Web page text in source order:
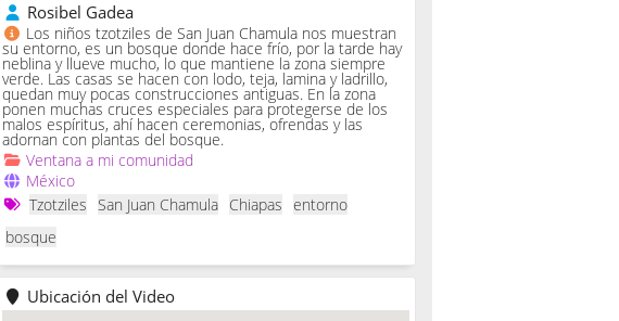
Rosibel Gadea
Los niños tzotziles de San Juan Chamula nos muestran
su entorno, es un bosque donde hace frío, por la tarde hay
neblina y llueve mucho, lo que mantiene la zona siempre
verde. Las casas se hacen con lodo, teja, lamina y ladrillo,
quedan muy pocas construcciones antiguas. En la zona
ponen muchas cruces especiales para protegerse de los
malos espíritus, ahí hacen ceremonias, ofrendas y las
adornan con plantas del bosque.
Ventana a mi comunidad
México
Tzotziles San Juan Chamula Chiapas entorno
bosque
Ubicación del Video